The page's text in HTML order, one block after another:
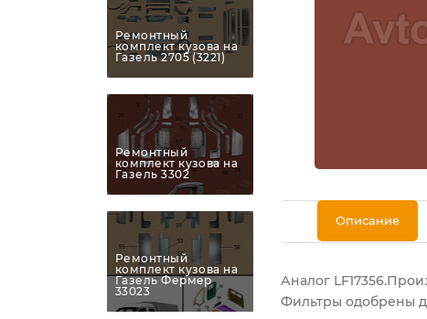
Ремонтный
комплект кузова на
Газель 2705 (3221)
Ремонтный
комплект кузова на
Газель 3302
Ремонтный
комплект кузова на
Газель Фермер
33023
Описание
Аналог
Фильтры одобрены